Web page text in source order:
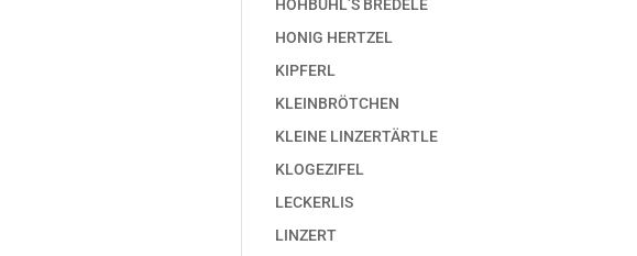
HOHBÜHL’S BREDELE
HONIG HERTZEL
KIPFERL
KLEINBRÖTCHEN
KLEINE LINZERTÄRTLE
KLOGEZIFEL
LECKERLIS
LINZERT